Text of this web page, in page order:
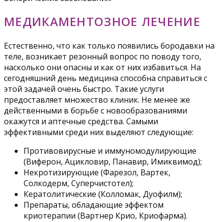
МЕДИКАМЕНТОЗНОЕ ЛЕЧЕНИЕ
Естественно, что как только появились бородавки на
теле, возникает резонный вопрос по поводу того,
насколько они опасны и как от них избавиться. На
сегодняшний день медицина способна справиться с
этой задачей очень быстро. Такие услуги
предоставляет множество клиник. Не менее же
действенными в борьбе с новообразованиями
окажутся и аптечные средства. Самыми
эффективными среди них выделяют следующие:
Противовирусные и иммуномодулирующие
(Виферон, Ацикловир, Панавир, Имиквимод);
Некротизирующие (Фарезол, Вартек,
Солкодерм, Суперчистотел);
Кератолитические (Колломак, Дуофилм);
Препараты, обладающие эффектом
криотерапии (Вартнер Крио, Криофарма).